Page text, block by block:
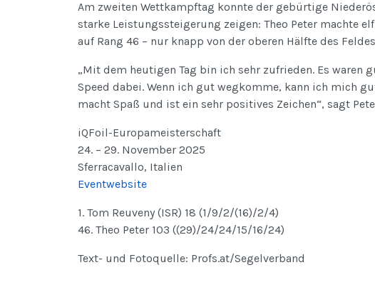
Am zweiten Wettkampftag konnte der gebürtige
starke Leistungssteigerung zeigen: Theo Peter machte
auf Rang 46 – nur knapp von der oberen Hälfte des
„Mit dem heutigen Tag bin ich sehr zufrieden. Es waren
Speed dabei. Wenn ich gut wegkomme, kann ich mich
macht Spaß und ist ein sehr positives Zeichen“, sagt
iQFoil-Europameisterschaft
24. – 29. November 2025
Sferracavallo, Italien
Eventwebsite
1. Tom Reuveny (ISR) 18 (1/9/2/(16)/2/4)
46. Theo Peter 103 ((29)/24/24/15/16/24)
Text- und Fotoquelle: Profs.at/Segelverband